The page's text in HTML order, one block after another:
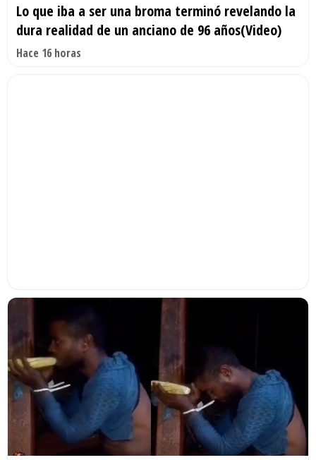
Lo que iba a ser una broma terminó revelando la
dura realidad de un anciano de 96 años(Video)
Hace 16 horas